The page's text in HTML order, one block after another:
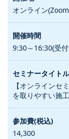
オンライン
9:30～16:30(受
【オンラインセ
を取りやすい施
14,300